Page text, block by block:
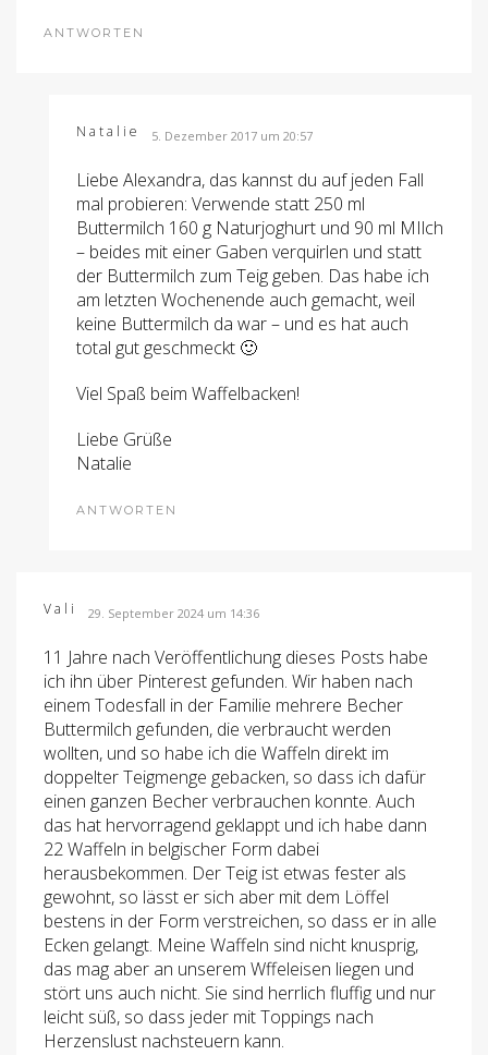
ANTWORTEN
Natalie 5. Dezember 2017 um 20:57
Liebe Alexandra, das kannst du auf jeden Fall
mal probieren: Verwende statt 250 ml
Buttermilch 160 g Naturjoghurt und 90 ml MIlch
– beides mit einer Gaben verquirlen und statt
der Buttermilch zum Teig geben. Das habe ich
am letzten Wochenende auch gemacht, weil
keine Buttermilch da war – und es hat auch
total gut geschmeckt 🙂
Viel Spaß beim Waffelbacken!
Liebe Grüße
Natalie
ANTWORTEN
Vali 29. September 2024 um 14:36
11 Jahre nach Veröffentlichung dieses Posts habe
ich ihn über Pinterest gefunden. Wir haben nach
einem Todesfall in der Familie mehrere Becher
Buttermilch gefunden, die verbraucht werden
wollten, und so habe ich die Waffeln direkt im
doppelter Teigmenge gebacken, so dass ich dafür
einen ganzen Becher verbrauchen konnte. Auch
das hat hervorragend geklappt und ich habe dann
22 Waffeln in belgischer Form dabei
herausbekommen. Der Teig ist etwas fester als
gewohnt, so lässt er sich aber mit dem Löffel
bestens in der Form verstreichen, so dass er in alle
Ecken gelangt. Meine Waffeln sind nicht knusprig,
das mag aber an unserem Wffeleisen liegen und
stört uns auch nicht. Sie sind herrlich fluffig und nur
leicht süß, so dass jeder mit Toppings nach
Herzenslust nachsteuern kann.